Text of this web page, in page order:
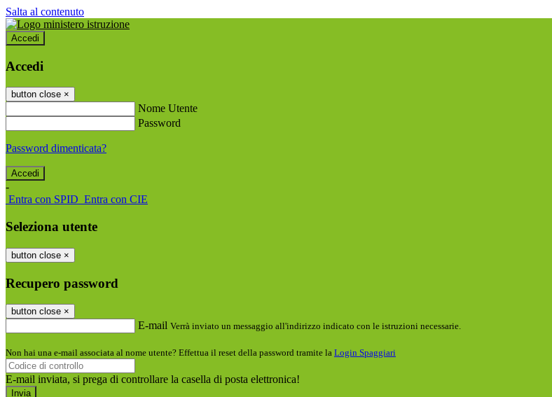
Salta al contenuto
Accedi
Accedi
button close ×
Nome Utente
Password
Password dimenticata?
-
Entra con SPID Entra con CIE
Seleziona utente
button close ×
Recupero password
button close ×
E-mail Verrà inviato un messaggio all'indirizzo indicato con le istruzioni necessarie.
Non hai una e-mail associata al nome utente? Effettua il reset della password tramite la Login Spaggiari
E-mail inviata, si prega di controllare la casella di posta elettronica!